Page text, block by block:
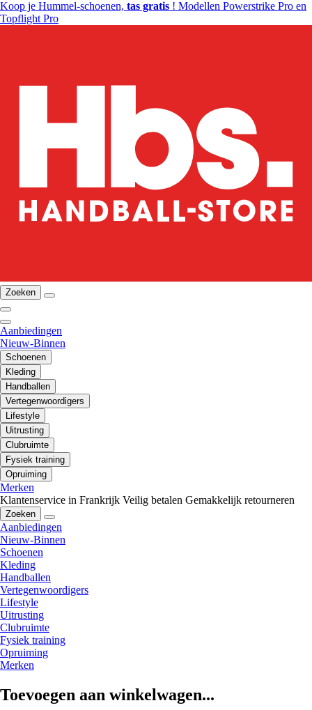
Koop je Hummel-schoenen, tas gratis ! Modellen Powerstrike Pro en
Topflight Pro
Zoeken
Aanbiedingen
Nieuw-Binnen
Schoenen
Kleding
Handballen
Vertegenwoordigers
Lifestyle
Uitrusting
Clubruimte
Fysiek training
Opruiming
Merken
Klantenservice in Frankrijk Veilig betalen Gemakkelijk retourneren
Zoeken
Aanbiedingen
Nieuw-Binnen
Schoenen
Kleding
Handballen
Vertegenwoordigers
Lifestyle
Uitrusting
Clubruimte
Fysiek training
Opruiming
Merken
Toevoegen aan winkelwagen...